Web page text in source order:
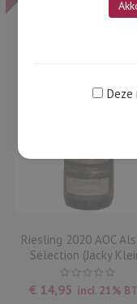
Riesling 2020 AOC
Sélection (Jacky
€ 14,95 incl. 21%